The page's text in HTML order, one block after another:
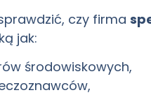
czy firma
jak:
środowiskowych,